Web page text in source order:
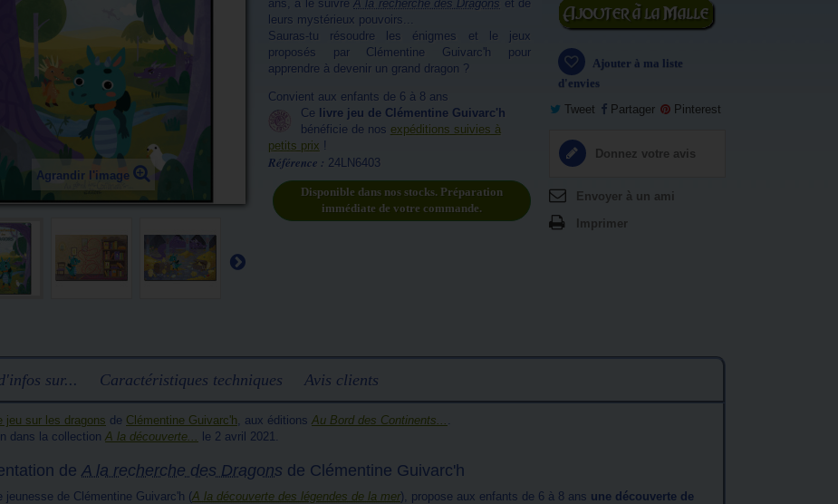
Agrandir l'image
ans, à le suivreA la recherche des Dragons et de
leurs mystérieux pouvoirs...
Sauras-tu résoudre les énigmes et le jeux
proposés par Clémentine Guivarc'h pour
apprendre à devenir un grand dragon ?
Convient aux enfants de 6 à 8 ans
Ce
livre jeu de Clémentine Guivarc'h
bénéficie de nos expéditions suivies à
petits prix !
Référence : 24LN6403
Disponible dans nos stocks. Préparation
immédiate de votre commande.
Ajouter au
panier
Ajouter à ma liste
d'envies
Tweet
Partager Pinterest
Donnez votre avis
Envoyer à un ami
Imprimer
sur... Caractéristiques techniques Avis clients
jeu sur les dragons de Clémentine Guivarc'h , aux éditions Au Bord des Continents...
dans la collection A la découverte... le 2 avril 2021.
de A la recherche des Dragons de Clémentine Guivarc'h
jeunesse de Clémentine Guivarc'h (A la découverte des légendes de la mer), propose aux enfants de 6 à 8 ans une découverte de